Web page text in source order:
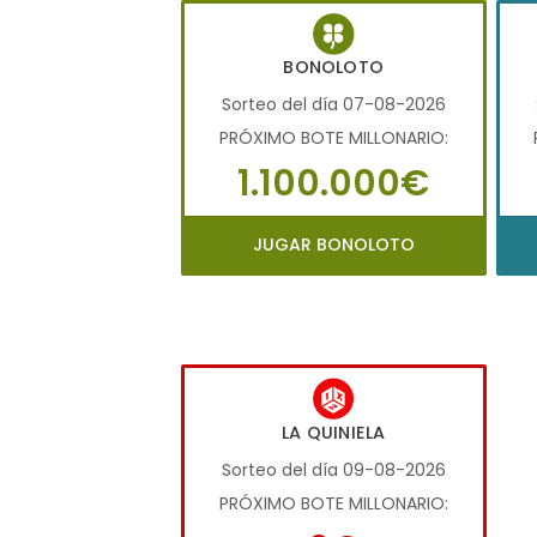
BONOLOTO
Sorteo del día 07-08-2026
PRÓXIMO BOTE MILLONARIO:
1.100.000€
JUGAR BONOLOTO
LA QUINIELA
Sorteo del día 09-08-2026
PRÓXIMO BOTE MILLONARIO: